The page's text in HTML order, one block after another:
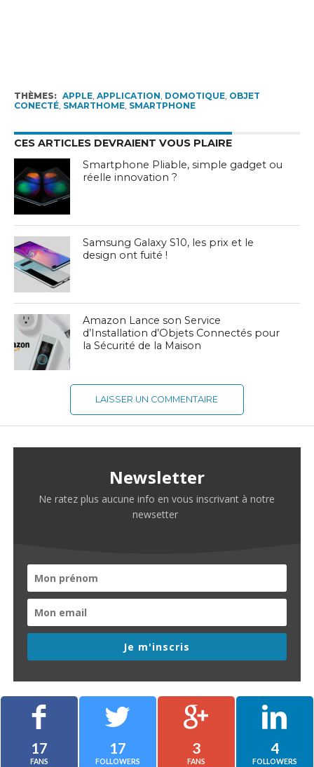
THÈMES: APPLE, APPLICATION, DOMOTIQUE, OBJET
CONECTÉ, SMARTHOME, SMARTPHONE
CES ARTICLES DEVRAIENT VOUS PLAIRE
Smartphone Pliable, simple gadget ou
réelle innovation ?
Samsung Galaxy S10, les prix et le
design ont fuité !
Amazon Lance son Service
d’Installation d’Objets Connectés pour
la Sécurité de la Maison
LAISSER UN COMMENTAIRE
Newsletter
Ne ratez plus aucune info en vous inscrivant à notre
newsetter
Je m'inscris
17
FANS
17
FOLLOWERS
3
FANS
4
FOLLOWERS